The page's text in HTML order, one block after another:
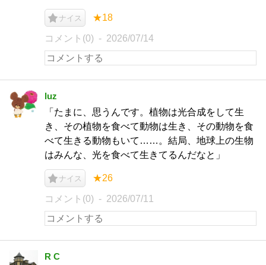
ナイス ★18
コメント(0) 2026/07/14
luz
「たまに、思うんです。植物は光合成をして生
き、その植物を食べて動物は生き、その動物を食
べて生きる動物もいて……。結局、地球上の生物
はみんな、光を食べて生きてるんだなと」
ナイス ★26
コメント(0) 2026/07/11
R C